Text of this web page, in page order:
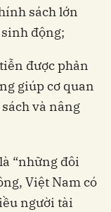
sách lớn
động;
được phản
giúp cơ quan
và nâng
“những đôi
Việt Nam có
người tài